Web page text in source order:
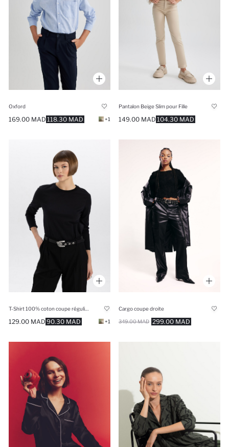
Oxford
118.30 MAD
169.00 MAD +1
Pantalon Beige Slim pour Fille
104.30 MAD
149.00 MAD
90.30 MAD
129.00 MAD +1
Cargo coupe droite
299.00 MAD
349.00 MAD